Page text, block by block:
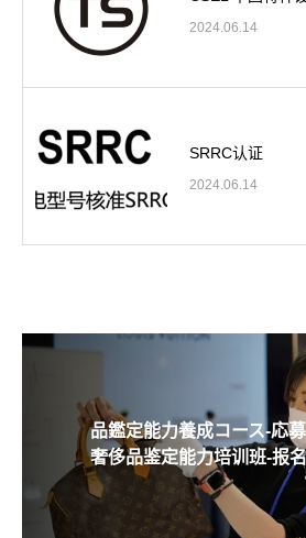
2024.06.14
SRRC认证
2024.06.14
品鑑定能力養成コース-応募
奢侈品鉴定能力培训班-报名